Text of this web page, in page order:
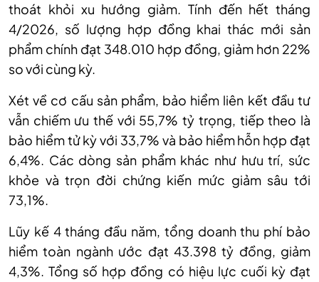
thoát khỏi xu hướng giảm. Tính đến hết tháng
4/2026, số lượng hợp đồng khai thác mới sản
phẩm chính đạt 348.010 hợp đồng, giảm hơn 22%
so với cùng kỳ.
Xét về cơ cấu sản phẩm, bảo hiểm liên kết đầu tư
vẫn chiếm ưu thế với 55,7% tỷ trọng, tiếp theo là
bảo hiểm tử kỳ với 33,7% và bảo hiểm hỗn hợp đạt
6,4%. Các dòng sản phẩm khác như hưu trí, sức
khỏe và trọn đời chứng kiến mức giảm sâu tới
73,1%.
Lũy kế 4 tháng đầu năm, tổng doanh thu phí bảo
hiểm toàn ngành ước đạt 43.398 tỷ đồng, giảm
4,3%. Tổng số hợp đồng có hiệu lực cuối kỳ đạt